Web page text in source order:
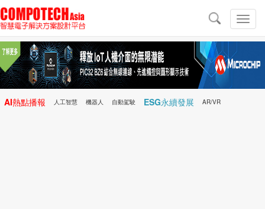
切
換
導
導
航
AI熱點播報 人工智慧 機器人 自動駕駛 ESG永續發展 AR/VR